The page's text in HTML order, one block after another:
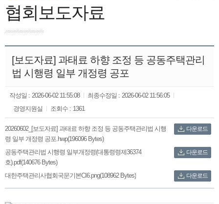
협회보도자료
[보도자료] 과태료 하향 조정 등 공동주택관리
법 시행령 일부 개정령 공포
작성일 : 2026-06-02 11:55:08 최종수정일 : 2026-06-02 11:56:05
경영지원실
조회수 : 1361
20260602_[보도자료] 과태료 하향 조정 등 공동주택관리법 시행
령 일부 개정령 공포.hwp(196096 Bytes)
다운로드
공동주택관리법 시행령 일부개정령(대통령령제36374
호).pdf(140676 Bytes)
다운로드
대한주택관리사협회국문기본CI6.png(108962 Bytes) 다운로드